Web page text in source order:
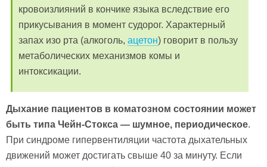
кровоизлияний в кончике языка вследствие его
прикусывания в момент судорог. Характерный
запах изо рта (алкоголь, ацетон) говорит в пользу
метаболических механизмов комы и
интоксикации.
Дыхание пациентов в коматозном состоянии может
быть типа Чейн-Стокса — шумное, периодическое.
При синдроме гипервентиляции частота дыхательных
движений может достигать свыше 40 за минуту. Если